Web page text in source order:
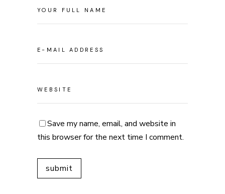
Save my name, email, and website in
this browser for the next time I comment.